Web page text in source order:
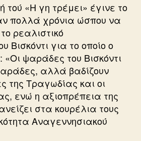
τού «Η γη τρέμει» έγινε το
πολλά χρόνια ώσπου να
ρεα­λιστικό
Βισκόντι για το οποίο ο
ψαράδες του Βισκόντι
αλλά βαδίζουν
της Τραγωδίας και οι
ενώ η αξιοπρέπεια της
στα κουρέλια τους
Ανα­γεννησιακού